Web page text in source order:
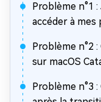
Problème n°1
accéder à
Problème n°2
sur macOS
Problème n°3